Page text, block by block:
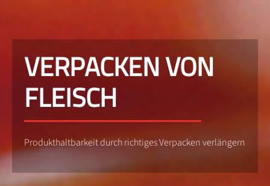
VERPACKEN VON
FLEISCH
Produkthaltbarkeit durch richtiges Verpacken verlängern